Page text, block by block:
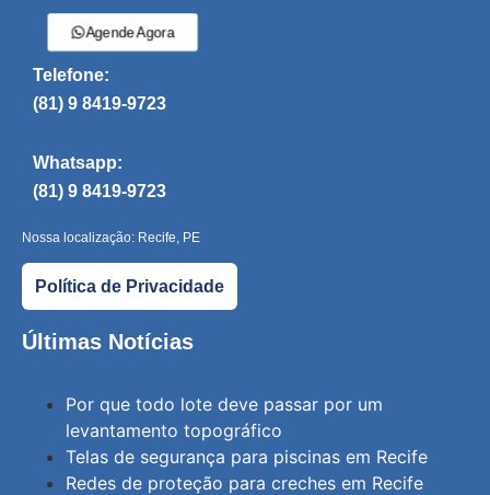
Agende Agora
Telefone:
(81) 9 8419-9723
Whatsapp:
(81) 9 8419-9723
Nossa localização: Recife, PE
Política de Privacidade
Últimas Notícias
Por que todo lote deve passar por um
levantamento topográfico
Telas de segurança para piscinas em Recife
Redes de proteção para creches em Recife